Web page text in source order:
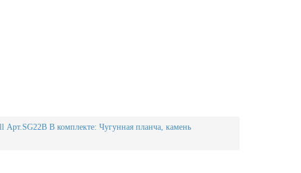
В комплекте: Чугунная планча, камень